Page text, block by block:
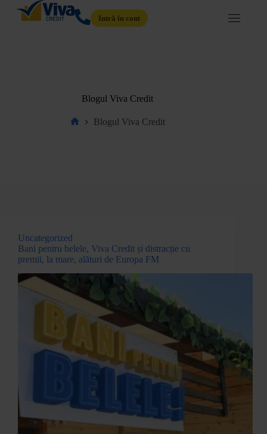
Intră în cont
Blogul Viva Credit
Blogul Viva Credit
Uncategorized
Bani pentru belele, Viva Credit și distracție cu
premii, la mare, alături de Europa FM